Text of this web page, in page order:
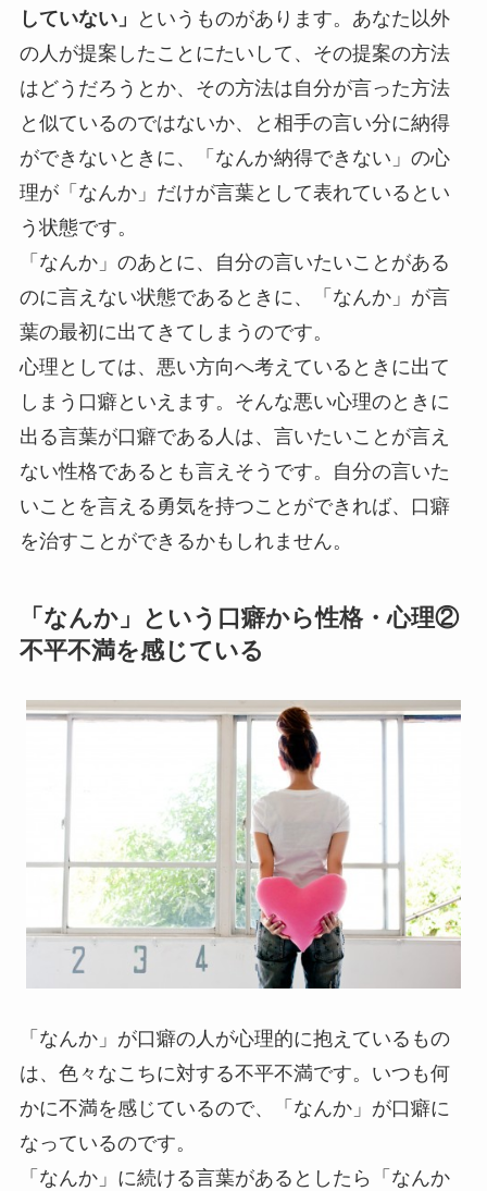
していない」
というものがあります。あなた以外
の人が提案したことにたいして、その提案の方法
はどうだろうとか、その方法は自分が言った方法
と似ているのではないか、と相手の言い分に納得
ができないときに、「なんか納得できない」の心
理が「なんか」だけが言葉として表れているとい
う状態です。
「なんか」のあとに、自分の言いたいことがある
のに言えない状態であるときに、「なんか」が言
葉の最初に出てきてしまうのです。
心理としては、悪い方向へ考えているときに出て
しまう口癖といえます。 そんな悪い心理のときに
出る言葉が口癖である人は、言いたいことが言え
ない性格であるとも言えそうです。自分の言いた
いことを言える勇気を持つことができれば、口癖
を治すことができるかもしれません。
「なんか」という口癖から性格・心理②
不平不満を感じている
「なんか」が口癖の人が心理的に抱えているもの
は、色々なこちに対する不平不満です。 いつも何
かに不満を感じているので、「なんか」が口癖に
なっているのです。
「なんか」に続ける言葉があるとしたら「なんか